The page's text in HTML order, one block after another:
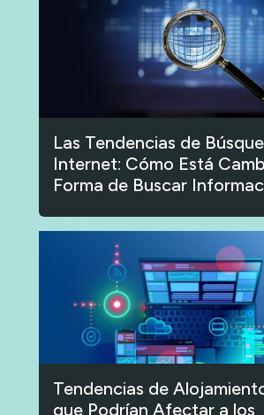
Las Tendencias de
Internet: Cómo Está
Forma de Buscar
Tendencias de
que Podrían Afectar a los